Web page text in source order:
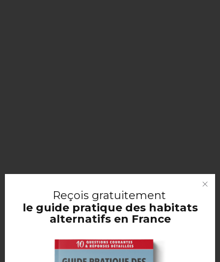
Le jeune homme voit dans
Reçois gratuitement
le guide pratique des habitats
alternatifs en France